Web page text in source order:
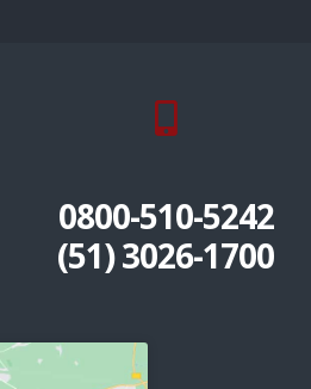
0800-510-5242
(51) 3026-1700